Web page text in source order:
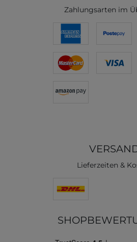
Zahlungsarten im
Lieferzeiten &